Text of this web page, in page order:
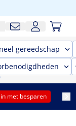
gereedschap
met besparen